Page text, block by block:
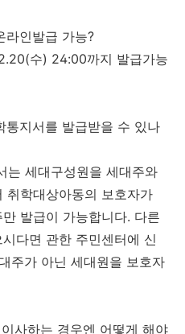
라인발급 가능?
수) 24:00까지 발급가능
통지서를 발급받을 수 있나
세대구성원을 세대주와
취학대상아동의 보호자가
발급이 가능합니다. 다른
다면 관한 주민센터에 신
주가 아닌 세대원을 보호자
사하는 경우엔 어떻게 해야